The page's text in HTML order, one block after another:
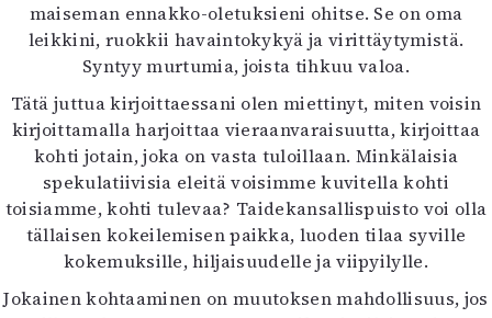
maiseman ennakko-oletuksieni ohitse. Se on oma
leikkini, ruokkii havaintokykyä ja virittäytymistä.
Syntyy murtumia, joista tihkuu valoa.
Tätä juttua kirjoittaessani olen miettinyt, miten voisin
kirjoittamalla harjoittaa vieraanvaraisuutta, kirjoittaa
kohti jotain, joka on vasta tuloillaan. Minkälaisia
spekulatiivisia eleitä voisimme kuvitella kohti
toisiamme, kohti tulevaa? Taidekansallispuisto voi olla
tällaisen kokeilemisen paikka, luoden tilaa syville
kokemuksille, hiljaisuudelle ja viipyilylle.
Jokainen kohtaaminen on muutoksen mahdollisuus, jos